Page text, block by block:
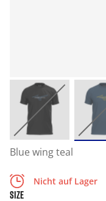
Blue wing teal
Nicht auf Lager
SIZE